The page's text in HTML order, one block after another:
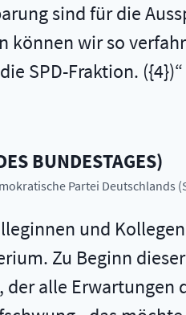
sind für die
können wir so
SPD-Fraktion. ({4})
BUNDESTAGES)
Partei Deutschlands
und
Zu Beginn
alle